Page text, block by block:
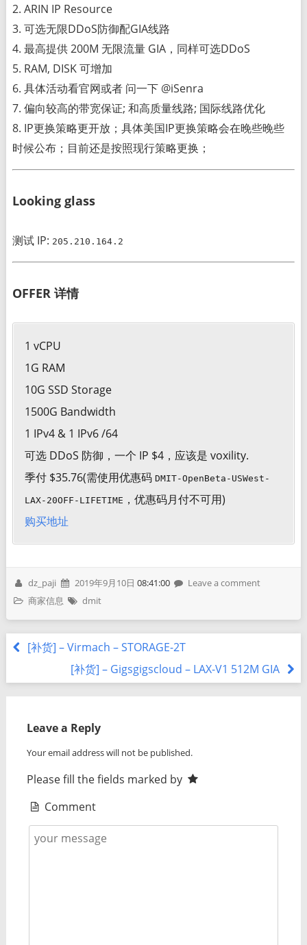
2. ARIN IP Resource
3. 可选无限DDoS防御配GIA线路
4. 最高提供 200M 无限流量 GIA，同样可选DDoS
5. RAM, DISK 可增加
6. 具体活动看官网或者 问一下 @iSenra
7. 偏向较高的带宽保证; 和高质量线路; 国际线路优化
8. IP更换策略更开放；具体美国IP更换策略会在晚些晚些
时候公布；目前还是按照现行策略更换；
Looking glass
测试 IP: 205.210.164.2
OFFER 详情
1 vCPU
1G RAM
10G SSD Storage
1500G Bandwidth
1 IPv4 & 1 IPv6 /64
可选 DDoS 防御，一个 IP $4，应该是 voxility.
季付 $35.76(需使用优惠码 DMIT-OpenBeta-USWest-
LAX-20OFF-LIFETIME ，优惠码月付不可用)
购买地址
dz_paji 2019年9月10日 08:41:00
Leave a comment
商家信息
dmit
[补货] – Virmach – STORAGE-2T
[补货] – Gigsgigscloud – LAX-V1 512M GIA
Leave a Reply
Your email address will not be published.
Please fill the fields marked by
Comment